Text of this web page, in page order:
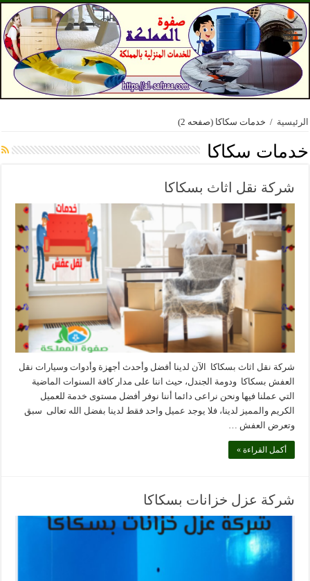
الرئيسية / خدمات سكاكا (صفحه 2)
خدمات سكاكا
شركة نقل اثاث بسكاكا
شركة نقل اثاث بسكاكا الآن لدينا أفضل وأحدث أجهزة وأدوات وسيارات نقل
العفش بسكاكا ودومة الجندل، حيث اننا على مدار كافة السنوات الماضية
التي عملنا فيها ونحن نراعى دائما أننا نوفر أفضل مستوى خدمة للعميل
الكريم والمميز لدينا، فلا يوجد عميل واحد فقط لدينا بفضل الله تعالى سبق
وتعرض العفش …
أكمل القراءة »
شركة عزل خزانات بسكاكا